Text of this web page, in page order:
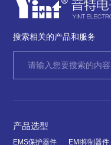
搜索相关的产品和服务
产品选型
EMS保护器件 EMI抑制器件